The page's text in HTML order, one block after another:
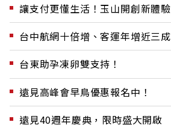
讓支付更懂生活！玉山開創新體驗
台中航網十倍增、客運年增近三成
台東助孕凍卵雙支持！
遠見高峰會早鳥優惠報名中！
遠見40週年慶典，限時盛大開啟